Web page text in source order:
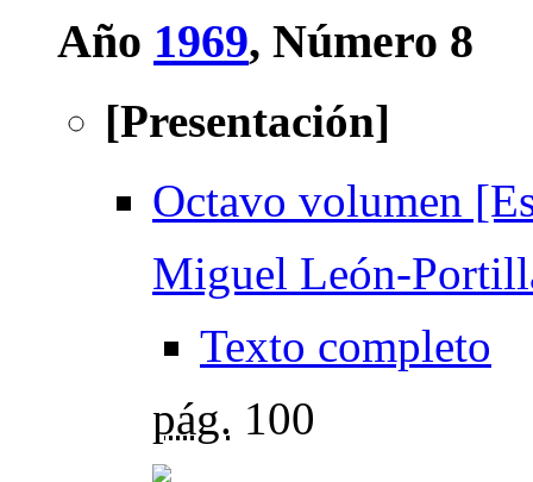
Año 1969, Número 8
[Presentación]
Octavo volumen
Miguel León-
Texto completo
pág. 100